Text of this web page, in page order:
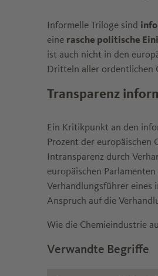
Informelle Triloge sind
eine rasche politische
ist auch nicht in den
Dritteln aller ordentlichen
Transparenz
Ein Kritikpunkt an den
Prozent der europäischen
Intransparenz durch
europäischen
Verhandlungsführer eines
Anspruch auf die
Wie die Chemieindustrie
Verwandte Begriffe